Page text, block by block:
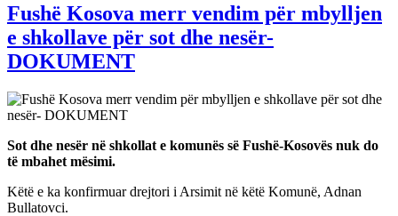
Fushë Kosova merr vendim për mbylljen
e shkollave për sot dhe nesër-
DOKUMENT
Sot dhe nesër në shkollat e komunës së Fushë-Kosovës nuk do
të mbahet mësimi.
Këtë e ka konfirmuar drejtori i Arsimit në këtë Komunë, Adnan
Bullatovci.